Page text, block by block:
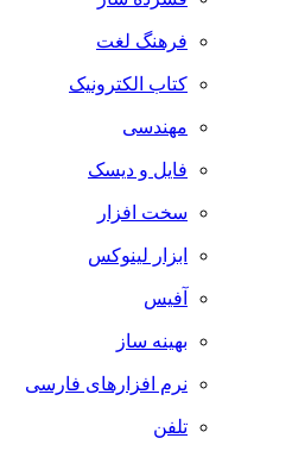
فرهنگ لغت
کتاب الکترونیک
مهندسی
فایل و دیسک
سخت افزار
ابزار لینوکس
آفیس
بهینه ساز
نرم افزارهای فارسی
تلفن